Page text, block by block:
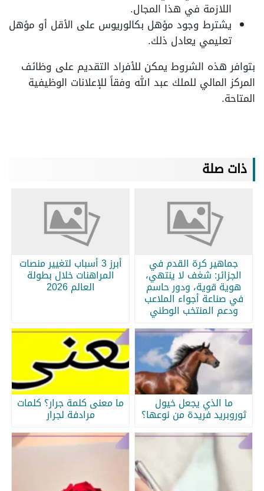
اللازمة في هذا المجال.
يشترط وجود مؤهل بكالوريوس على الأقل أو مؤهل
تعليمي يعادل ذلك.
بتوافر هذه الشروط يمكن للأفراد التقديم على وظائف
المركز المالي للملك عبد الله وفقاً للإعلانات الوظيفية
المتاحة.
ذات صلة
جماهير كرة القدم في
الجزائر: شغف لا ينتهي،
هوية قوية، ودور حاسم
في صناعة أجواء الملاعب
ودعم المنتخب الوطني
أبرز 3 أسباب لتغيير منصات
المراهنات خلال بطولة
العالم 2026
ما الذي يجعل خيول
ثوروبريد فريدة من نوعها؟
ما معنى كلمة جرار؟ كلمات
مرادفة لجرار